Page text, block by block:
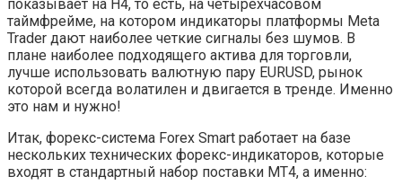
показывает на H4, то есть, на четырехчасовом
таймфрейме, на котором индикаторы платформы Meta
Trader дают наиболее четкие сигналы без шумов. В
плане наиболее подходящего актива для торговли,
лучше использовать валютную пару EURUSD, рынок
которой всегда волатилен и двигается в тренде. Именно
это нам и нужно!
Итак, форекс-система Forex Smart работает на базе
нескольких технических форекс-индикаторов, которые
входят в стандартный набор поставки МТ4, а именно: